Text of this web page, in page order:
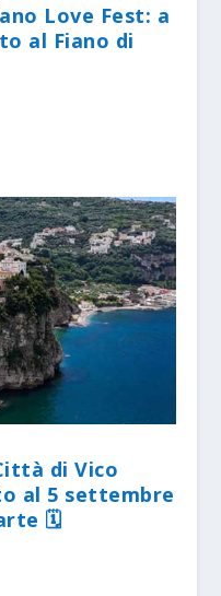
Love Fest: a
al Fiano di
di Vico
al 5 settembre
🗓